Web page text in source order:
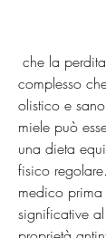
complesso
olistico e
miele può
una dieta
fisico
medico
significative